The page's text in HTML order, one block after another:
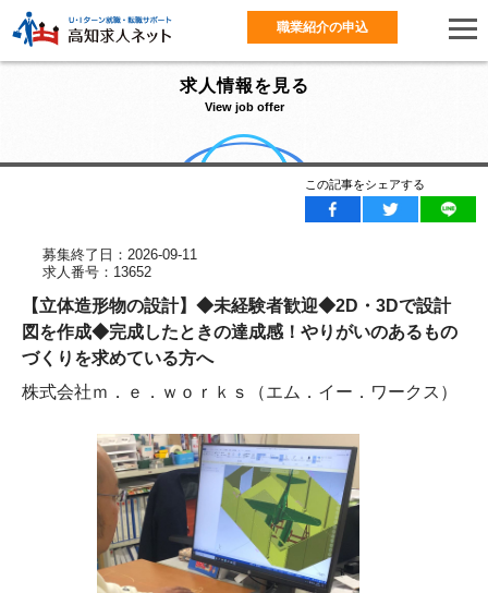
職業紹介の申込
求人情報を見る
View job offer
この記事をシェアする
募集終了日：2026-09-11
求人番号：13652
【立体造形物の設計】◆未経験者歓迎◆2D・3Dで設計
図を作成◆完成したときの達成感！やりがいのあるもの
づくりを求めている方へ
株式会社ｍ．ｅ．ｗｏｒｋｓ（エム．イー．ワークス）